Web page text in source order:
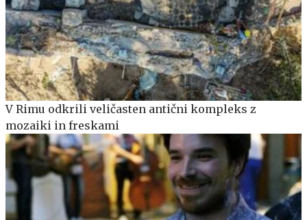
V Rimu odkrili veličasten antični kompleks z
mozaiki in freskami